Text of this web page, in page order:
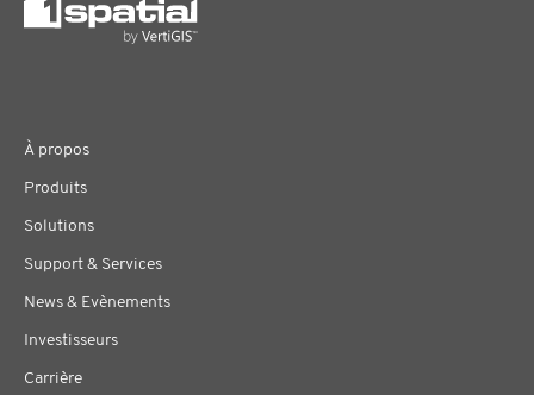
À propos
Produits
Solutions
Support & Services
News & Evènements
Investisseurs
Carrière